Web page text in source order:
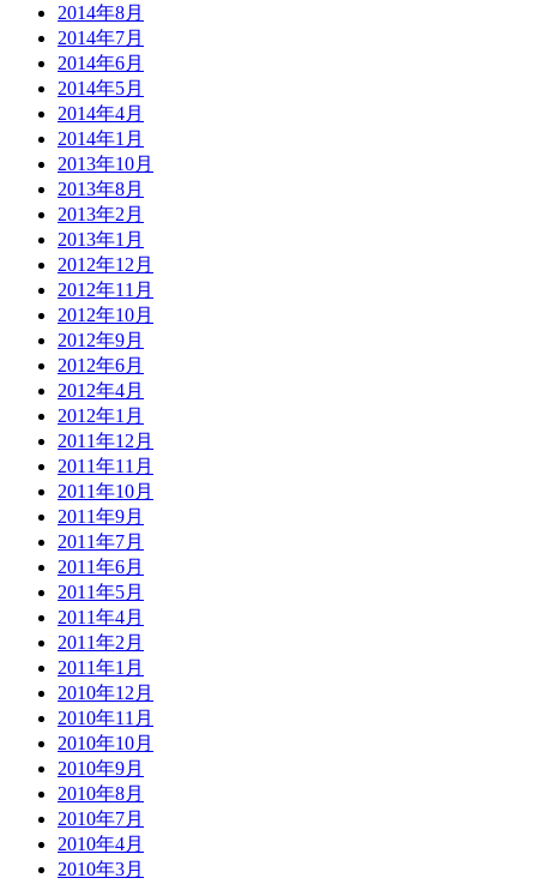
2014年8月
2014年7月
2014年6月
2014年5月
2014年4月
2014年1月
2013年10月
2013年8月
2013年2月
2013年1月
2012年12月
2012年11月
2012年10月
2012年9月
2012年6月
2012年4月
2012年1月
2011年12月
2011年11月
2011年10月
2011年9月
2011年7月
2011年6月
2011年5月
2011年4月
2011年2月
2011年1月
2010年12月
2010年11月
2010年10月
2010年9月
2010年8月
2010年7月
2010年4月
2010年3月